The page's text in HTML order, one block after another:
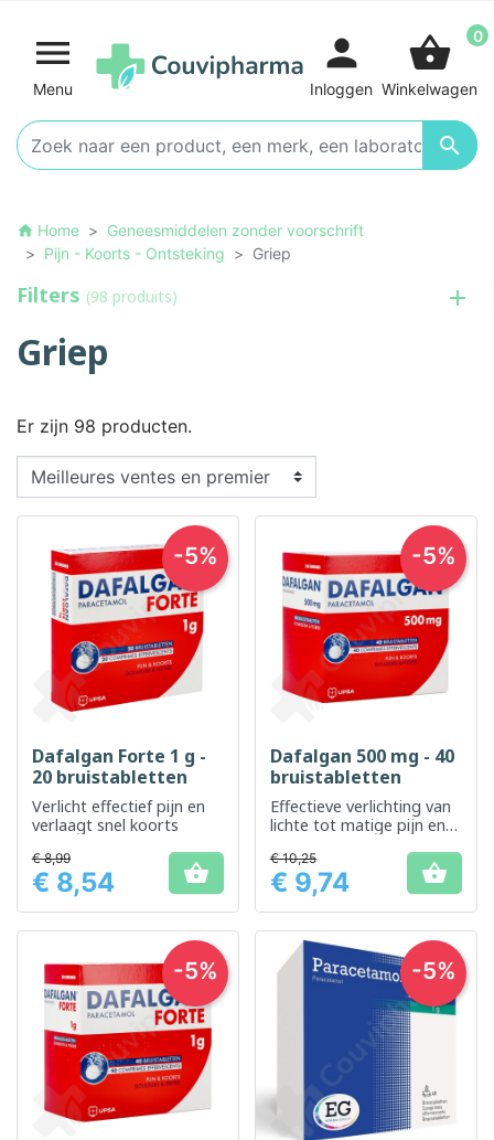

Menu

person
Inloggen
shopping_basket 0
Winkelwagen
home Home
Geneesmiddelen zonder voorschrift
Pijn - Koorts - Ontsteking
Griep
Filters (98 produits)
Griep
Er zijn 98 producten.
Dafalgan Forte 1 g -
20 bruistabletten
Verlicht effectief pijn en
verlaagt snel koorts
Prijs
€ 8,99
€ 8,54 
-5%
Dafalgan 500 mg - 40
bruistabletten
Effectieve verlichting van
lichte tot matige pijn en
Prijs
€ 10,25
€ 9,74 
-5%
-5% -5%